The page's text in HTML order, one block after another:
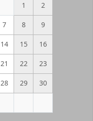
1
2
7 8 9
14 15 16
21 22 23
28 29 30